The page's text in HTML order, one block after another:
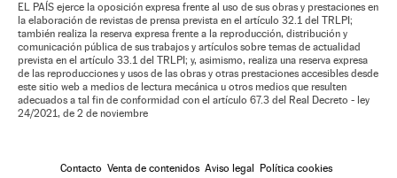
EL PAÍS ejerce la oposición expresa frente al uso de sus obras y prestaciones en
la elaboración de revistas de prensa prevista en el artículo 32.1 del TRLPI;
también realiza la reserva expresa frente a la reproducción, distribución y
comunicación pública de sus trabajos y artículos sobre temas de actualidad
prevista en el artículo 33.1 del TRLPI; y, asimismo, realiza una reserva expresa
de las reproducciones y usos de las obras y otras prestaciones accesibles desde
este sitio web a medios de lectura mecánica u otros medios que resulten
adecuados a tal fin de conformidad con el artículo 67.3 del Real Decreto - ley
24/2021, de 2 de noviembre
Contacto Venta de contenidos Aviso legal Política cookies